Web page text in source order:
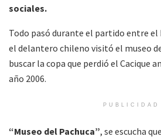
sociales.
Todo pasó durante el partido entre el
el delantero chileno visitó el museo
buscar la copa que perdió el Cacique
año 2006.
PUBLICIDAD
“Museo del Pachuca”, se escucha